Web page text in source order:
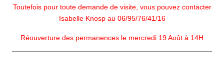
Toutefois pour toute demande de visite, vous pouvez contacter
Isabelle Knosp au 06/95/76/41/16
Réouverture des permanences le mercredi 19 Août à 14H